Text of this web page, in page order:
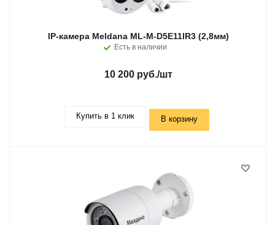
IP-камера Meldana ML-M-D5E11IR3 (2,8мм)
Есть в наличии
10 200 руб./шт
Купить в 1 клик В корзину